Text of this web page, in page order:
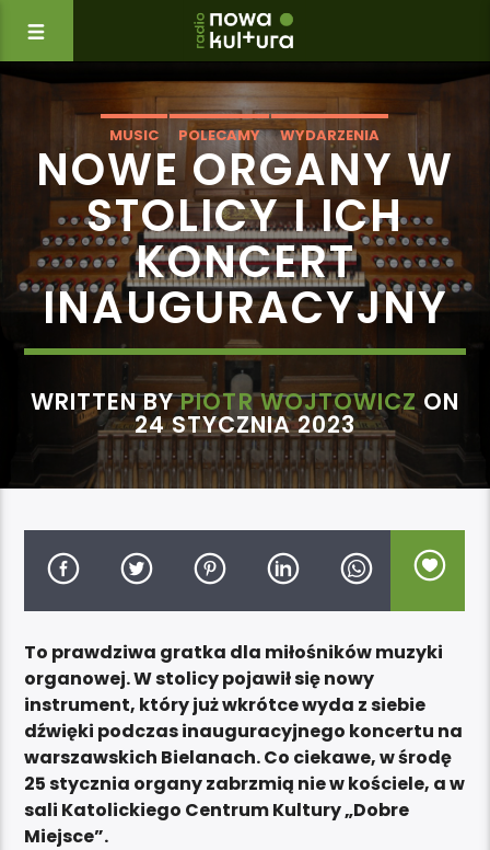
MUSIC POLECAMY WYDARZENIA
NOWE ORGANY W
STOLICY I ICH
KONCERT
INAUGURACYJNY
WRITTEN BYPIOTR WOJTOWICZ ON
24 STYCZNIA 2023
To prawdziwa gratka dla miłośników muzyki
organowej. W stolicy pojawił się nowy
instrument, który już wkrótce wyda z siebie
dźwięki podczas inauguracyjnego koncertu na
warszawskich Bielanach. Co ciekawe, w środę
25 stycznia organy zabrzmią nie w kościele, a w
sali Katolickiego Centrum Kultury „Dobre
Miejsce”.